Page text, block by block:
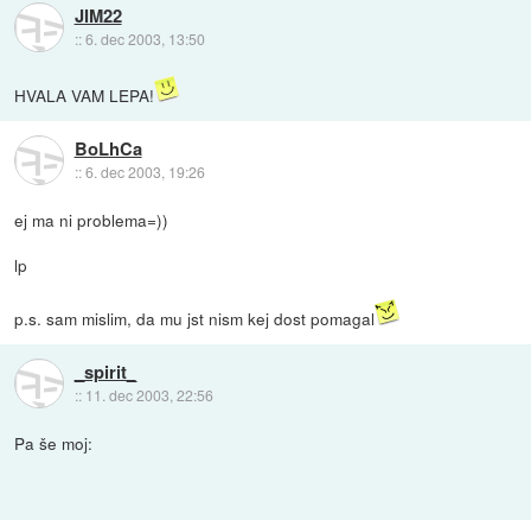
JIM22
::6. dec 2003, 13:50
HVALA VAM LEPA!
BoLhCa
::6. dec 2003, 19:26
ej ma ni problema=))
lp
p.s. sam mislim, da mu jst nism kej dost pomagal
_spirit_
:: 11. dec 2003, 22:56
Pa še moj: